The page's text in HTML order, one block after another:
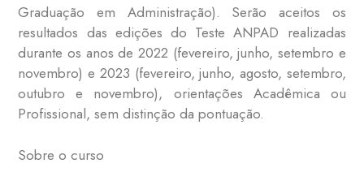
Graduação em Administração). Serão aceitos os
resultados das edições do Teste ANPAD realizadas
durante os anos de 2022 (fevereiro, junho, setembro e
novembro) e 2023 (fevereiro, junho, agosto, setembro,
outubro e novembro), orientações Acadêmica ou
Profissional, sem distinção da pontuação.
Sobre o curso